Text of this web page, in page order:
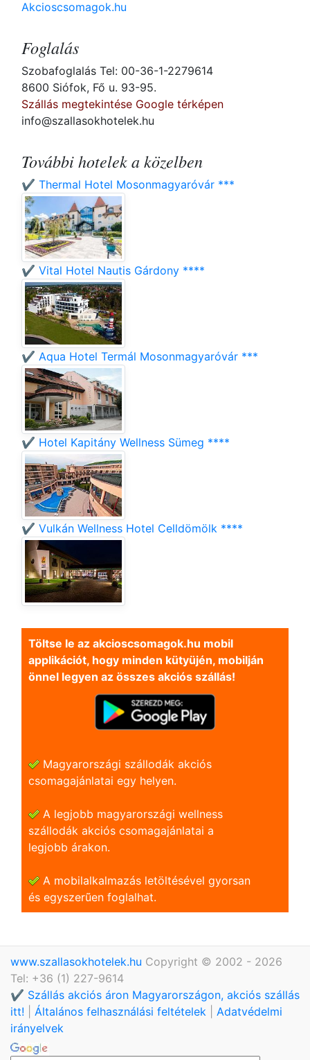
Akcioscsomagok.hu
Foglalás
Szobafoglalás Tel: 00-36-1-2279614
8600 Siófok, Fő u. 93-95.
Szállás megtekintése Google térképen
info@szallasokhotelek.hu
További hotelek a közelben
✔️ Thermal Hotel Mosonmagyaróvár ***
✔️ Vital Hotel Nautis Gárdony ****
✔️ Aqua Hotel Termál Mosonmagyaróvár ***
✔️ Hotel Kapitány Wellness Sümeg ****
✔️ Vulkán Wellness Hotel Celldömölk ****
Töltse le az akcioscsomagok.hu mobil
applikációt, hogy minden kütyüjén, mobilján
önnel legyen az összes akciós szállás!
Magyarországi szállodák akciós
csomagajánlatai egy helyen.
A legjobb magyarországi wellness
szállodák akciós csomagajánlatai a
legjobb árakon.
A mobilalkalmazás letöltésével gyorsan
és egyszerũen foglalhat.
www.szallasokhotelek.hu Copyright © 2002 - 2026
Tel: +36 (1) 227-9614
✔️ Szállás akciós áron Magyarországon, akciós szállás
itt!
Általános felhasználási feltételek
Adatvédelmi
irányelvek